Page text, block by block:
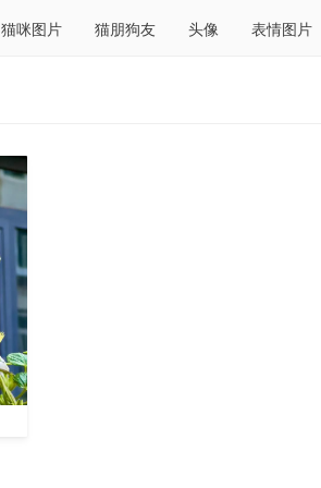
猫咪图片 猫朋狗友 头像 表情图片